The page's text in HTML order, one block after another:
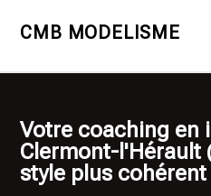
CMB MODELISME
Votre coaching en
Clermont-l'Hérault
style plus cohérent